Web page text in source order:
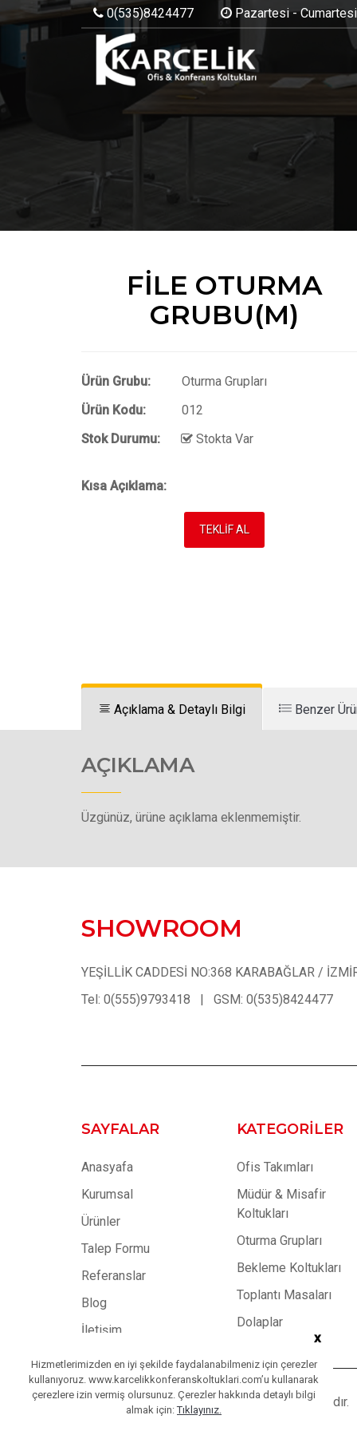
0(535)8424477 Pazartesi -
FİLE OTURMA
GRUBU(M)
Ürün Grubu:
Oturma Grupları
Ürün Kodu:
012
Stok Durumu:
Stokta Var
Kısa Açıklama:
TEKLİF AL
Açıklama & Detaylı Bilgi Benzer
AÇIKLAMA
Üzgünüz, ürüne açıklama eklenmemiştir.
SHOWROOM
YEŞİLLİK CADDESİ NO:368 KARABAĞLAR /
Tel: 0(555)9793418 | GSM: 0(535)8424477
SAYFALAR
Anasyafa
Kurumsal
Ürünler
Talep Formu
Referanslar
Blog
İletişim
KATEGORILER
Ofis Takımları
Müdür & Misafir
Koltukları
Oturma Grupları
Bekleme Koltukları
Toplantı Masaları
Dolaplar
Copyright © 2023Karçelik| Tüm Hakları Saklıdır.
x
Hizmetlerimizden en iyi şekilde faydalanabilmeniz için çerezler
kullanıyoruz. www.karcelikkonferanskoltuklari.com’u kullanarak
çerezlere izin vermiş olursunuz. Çerezler hakkında detaylı bilgi
almak için:Tıklayınız.